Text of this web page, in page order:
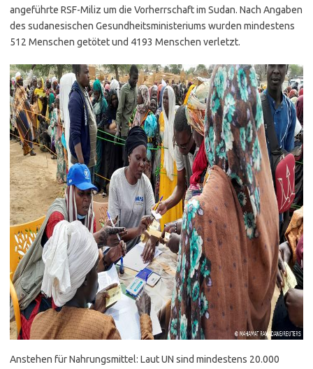
angeführte RSF-Miliz um die Vorherrschaft im Sudan. Nach Angaben
des sudanesischen Gesundheitsministeriums wurden mindestens
512 Menschen getötet und 4193 Menschen verletzt.
Anstehen für Nahrungsmittel: Laut UN sind mindestens 20.000